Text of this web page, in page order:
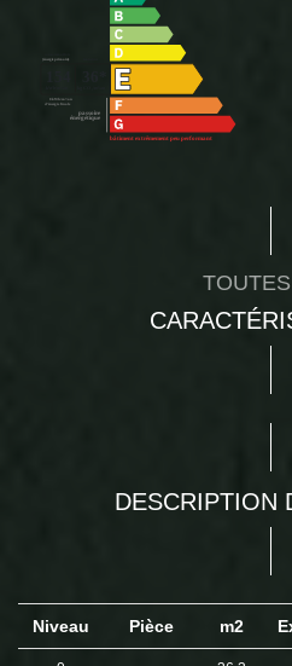
DESCRIPTION
Niveau Pièce m2